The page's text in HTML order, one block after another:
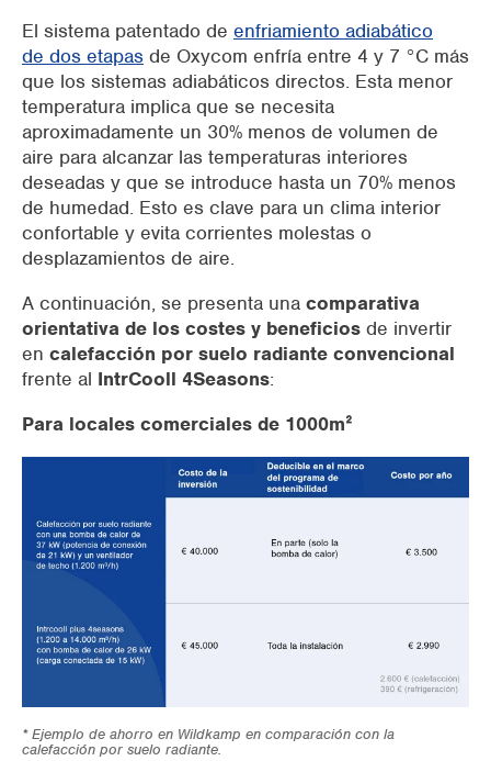
El sistema patentado de enfriamiento adiabático
de dos etapas de Oxycom enfría entre 4 y 7 °C más
que los sistemas adiabáticos directos. Esta menor
temperatura implica que se necesita
aproximadamente un 30% menos de volumen de
aire para alcanzar las temperaturas interiores
deseadas y que se introduce hasta un 70% menos
de humedad. Esto es clave para un clima interior
confortable y evita corrientes molestas o
desplazamientos de aire.
A continuación, se presenta una comparativa
orientativa de los costes y beneficios de invertir
en calefacción por suelo radiante convencional
frente al IntrCooll 4Seasons:
Para locales comerciales de 1000mᒾ
* Ejemplo de ahorro en Wildkamp en comparación con la
calefacción por suelo radiante.